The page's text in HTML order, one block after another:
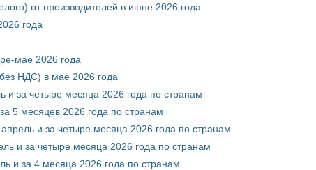
от производителей в июне 2026 года
года
мае 2026 года
НДС) в мае 2026 года
и за четыре месяца 2026 года по странам
5 месяцев 2026 года по странам
и за четыре месяца 2026 года по странам
и за четыре месяца 2026 года по странам
и за 4 месяца 2026 года по странам